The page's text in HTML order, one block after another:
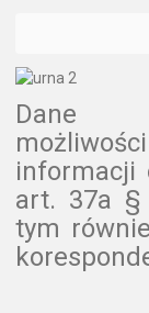
Dane
informacji
art. 37a §
tym